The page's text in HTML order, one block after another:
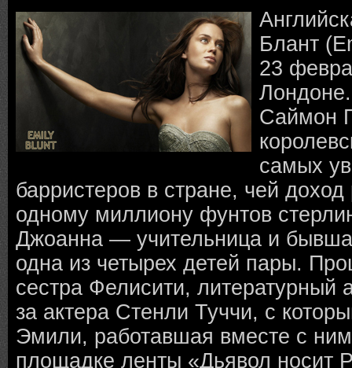
Блант
23
Саймон
самых
барристеров в стране, чей
одному миллиону фунтов
Джоанна — учительница и
одна из четырех детей пары.
сестра Фелисити, литературный
за актера Стенли Туччи, с
Эмили, работавшая вместе с
площадке ленты «Дьявол носит